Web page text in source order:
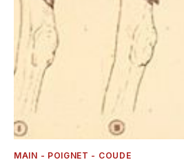
MAIN - POIGNET - COUDE